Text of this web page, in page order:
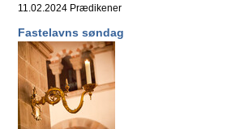
11.02.2024 Prædikener
Fastelavns søndag